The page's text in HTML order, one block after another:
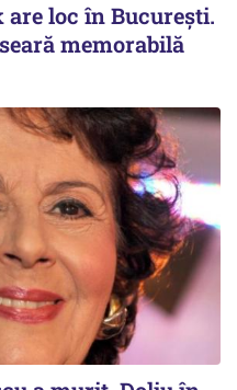
are loc în București.
memorabilă